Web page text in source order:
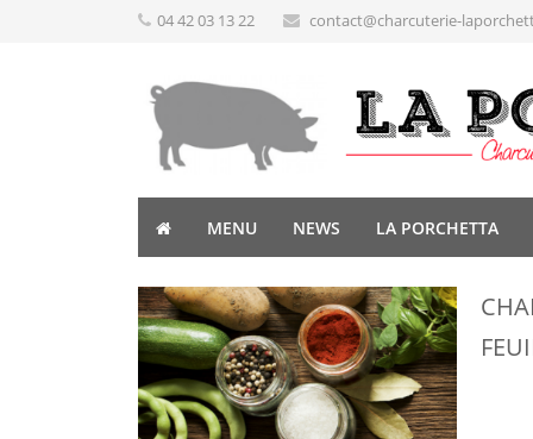
04 42 03 13 22 contact@charcuterie-
MENU NEWS LA PORCHETTA